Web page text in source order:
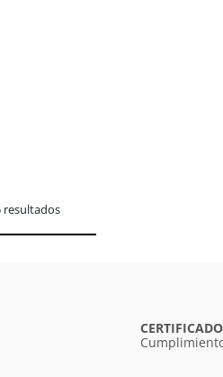
resultados